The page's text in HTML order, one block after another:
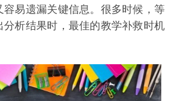
容易遗漏关键信息。很多时候，等
分析结果时，最佳的教学补救时机